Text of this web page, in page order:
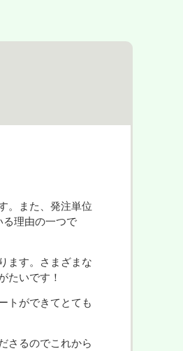
。また、発注単位
る理由の一つで
ます。さまざまな
たいです！
トができてとても
さるのでこれから